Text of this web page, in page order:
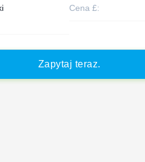
Cena £:
Zapytaj teraz.